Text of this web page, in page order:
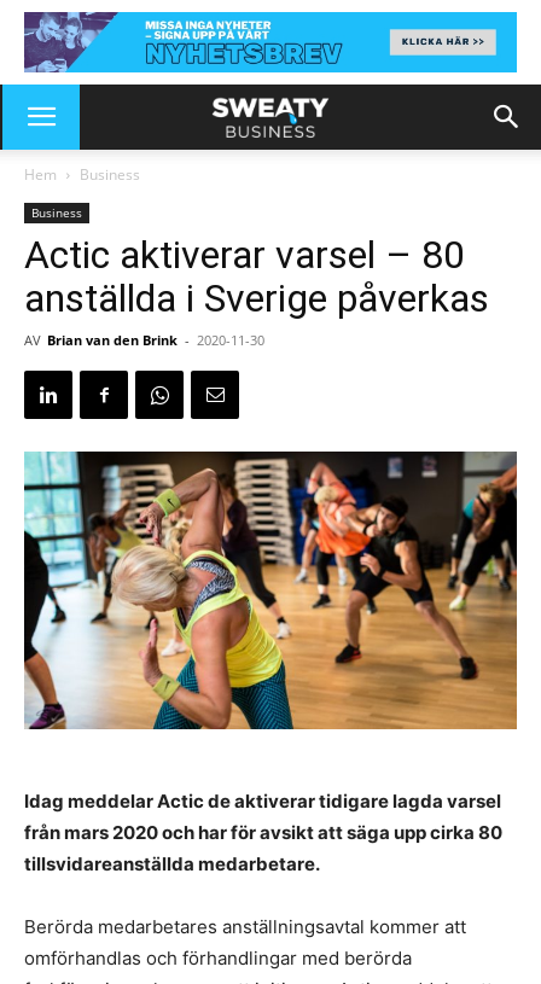
Hem Business
Business
Actic aktiverar varsel – 80
anställda i Sverige påverkas
AV Brian van den Brink - 2020-11-30
Idag meddelar Actic de aktiverar tidigare lagda varsel
från mars 2020 och har för avsikt att säga upp cirka 80
tillsvidareanställda medarbetare.
Berörda medarbetares anställningsavtal kommer att
omförhandlas och förhandlingar med berörda